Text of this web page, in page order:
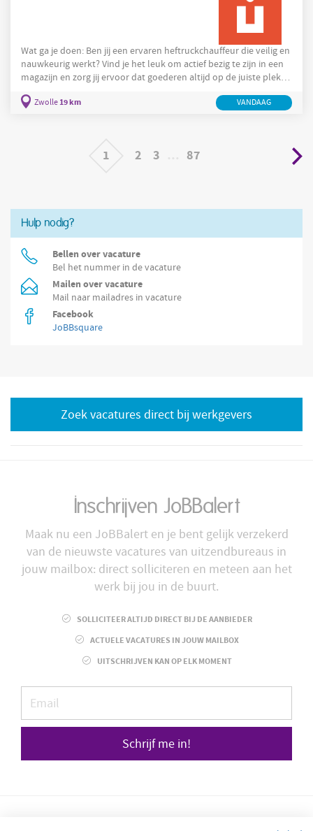
Wat ga je doen: Ben jij een ervaren heftruckchauffeur die veilig en
nauwkeurig werkt? Vind je het leuk om actief bezig te zijn in een
magazijn en zorg jij ervoor dat goederen altijd op de juiste plek
voor jou. Als heftruckchauffeur begin je de werkdag samen met je
Zwolle19 km VANDAAG
1 2 3 87
Hulp nodig?
Bellen over vacature
Bel het nummer in de vacature
Mailen over vacature
Mail naar mailadres in vacature
Facebook
JoBBsquare
Zoek vacatures direct bij werkgevers
Inschrijven JoBBalert
Maak nu een JoBBalert en je bent gelijk verzekerd
van de nieuwste vacatures van uitzendbureaus in
jouw mailbox: direct solliciteren en meteen aan het
werk bij jou in de buurt.
SOLLICITEER ALTIJD DIRECT BIJ DE AANBIEDER
ACTUELE VACATURES IN JOUW MAILBOX
UITSCHRIJVEN KAN OP ELK MOMENT
Schrijf me in!